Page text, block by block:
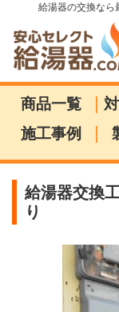
給湯器の交換なら
商品一覧 |
施工事例
|
給湯器交換
り